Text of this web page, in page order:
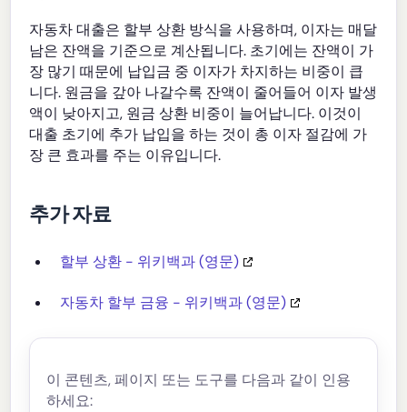
자동차 대출은 할부 상환 방식을 사용하며, 이자는 매달
남은 잔액을 기준으로 계산됩니다. 초기에는 잔액이 가
장 많기 때문에 납입금 중 이자가 차지하는 비중이 큽
니다. 원금을 갚아 나갈수록 잔액이 줄어들어 이자 발생
액이 낮아지고, 원금 상환 비중이 늘어납니다. 이것이
대출 초기에 추가 납입을 하는 것이 총 이자 절감에 가
장 큰 효과를 주는 이유입니다.
추가 자료
할부 상환 - 위키백과 (영문)
자동차 할부 금융 - 위키백과 (영문)
이 콘텐츠, 페이지 또는 도구를 다음과 같이 인용
하세요: